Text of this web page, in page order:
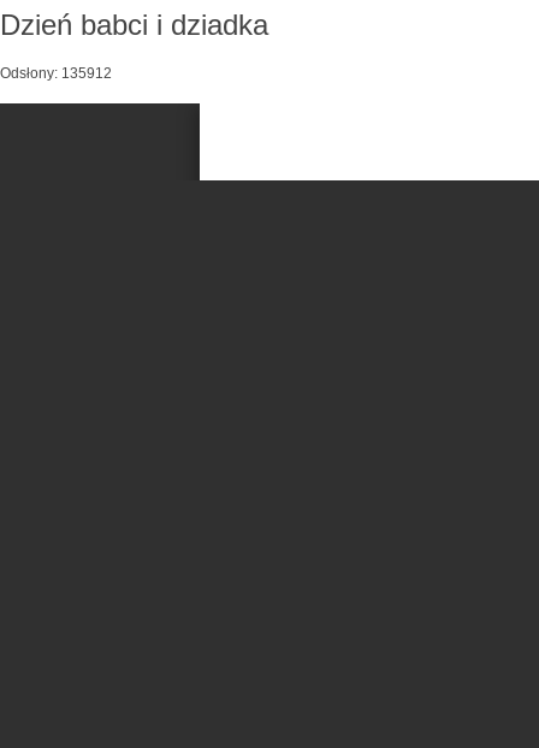
Dzień babci i dziadka
Odsłony: 135912